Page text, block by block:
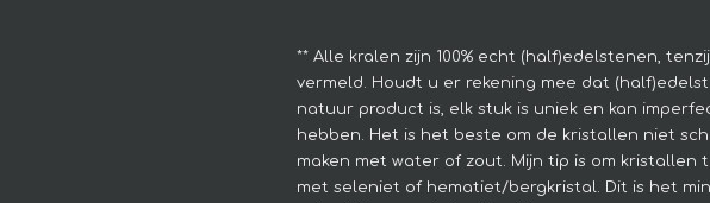
** Alle kralen zijn 100% echt (half)edelstenen,
vermeld. Houdt u er rekening mee dat
natuur product is, elk stuk is uniek en kan
hebben.
Het is het beste om de kristallen niet
maken met water of zout. Mijn tip is om kristallen
met seleniet of hematiet/bergkristal. Dit is het